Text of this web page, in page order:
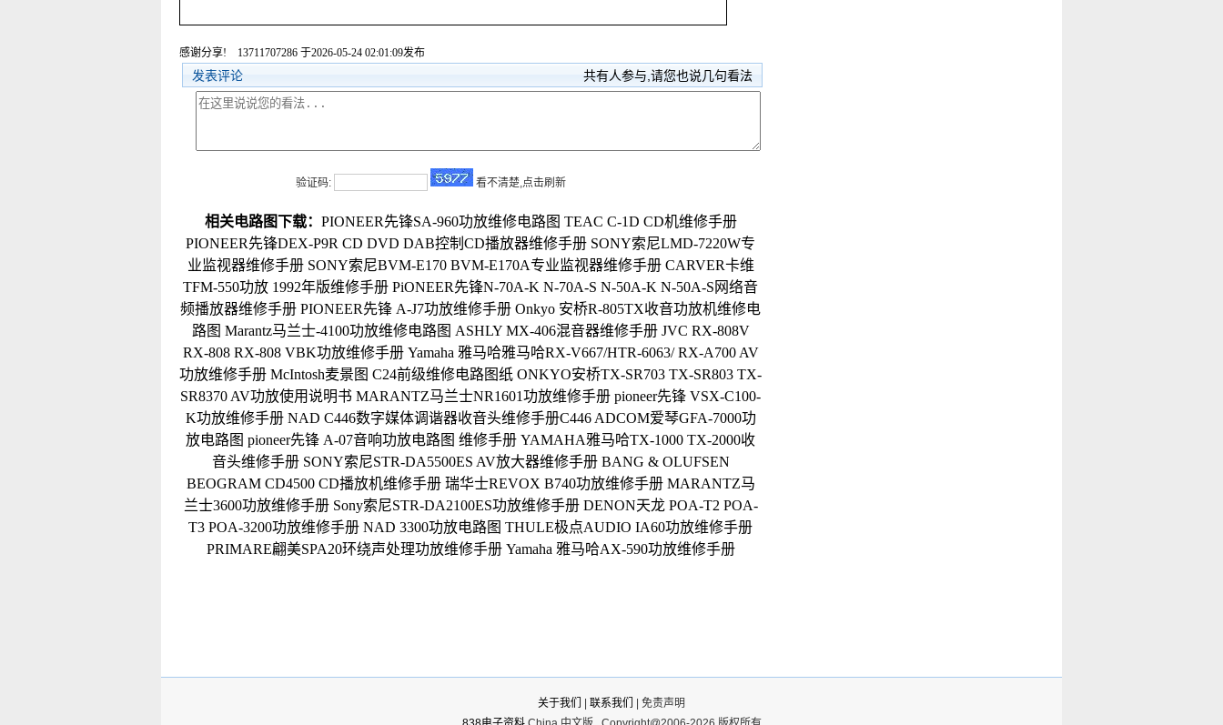
感谢分享! 13711707286 于2026-05-24 02:01:09发布
发表评论 共有人参与,请您也说几句看法
验证码: 看不清楚,点击刷新
相关电路图下载： PIONEER先锋SA-960功放维修电路图 TEAC C-1D CD机维修手册
PIONEER先锋DEX-P9R CD DVD DAB控制CD播放器维修手册 SONY索尼LMD-7220W专
业监视器维修手册 SONY索尼BVM-E170 BVM-E170A专业监视器维修手册 CARVER卡维
TFM-550功放 1992年版维修手册 PiONEER先锋N-70A-K N-70A-S N-50A-K N-50A-S网络音
频播放器维修手册 PIONEER先锋 A-J7功放维修手册 Onkyo 安桥R-805TX收音功放机维修电
路图 Marantz马兰士-4100功放维修电路图 ASHLY MX-406混音器维修手册 JVC RX-808V
RX-808 RX-808 VBK功放维修手册 Yamaha 雅马哈雅马哈RX-V667/HTR-6063/ RX-A700 AV
功放维修手册 McIntosh麦景图 C24前级维修电路图纸 ONKYO安桥TX-SR703 TX-SR803 TX-
SR8370 AV功放使用说明书 MARANTZ马兰士NR1601功放维修手册 pioneer先锋 VSX-C100-
K功放维修手册 NAD C446数字媒体调谐器收音头维修手册C446 ADCOM爱琴GFA-7000功
放电路图 pioneer先锋 A-07音响功放电路图 维修手册 YAMAHA雅马哈TX-1000 TX-2000收
音头维修手册 SONY索尼STR-DA5500ES AV放大器维修手册 BANG & OLUFSEN
BEOGRAM CD4500 CD播放机维修手册 瑞华士REVOX B740功放维修手册 MARANTZ马
兰士3600功放维修手册 Sony索尼STR-DA2100ES功放维修手册 DENON天龙 POA-T2 POA-
T3 POA-3200功放维修手册 NAD 3300功放电路图 THULE极点AUDIO IA60功放维修手册
PRIMARE翩美SPA20环绕声处理功放维修手册 Yamaha 雅马哈AX-590功放维修手册
关于我们 联系我们
| 免责声明